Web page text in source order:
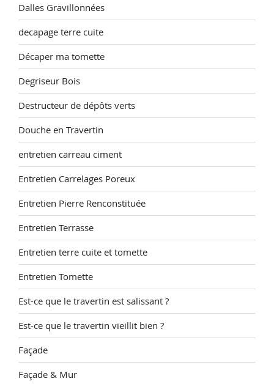
Dalles Gravillonnées
decapage terre cuite
Décaper ma tomette
Degriseur Bois
Destructeur de dépôts verts
Douche en Travertin
entretien carreau ciment
Entretien Carrelages Poreux
Entretien Pierre Renconstituée
Entretien Terrasse
Entretien terre cuite et tomette
Entretien Tomette
Est-ce que le travertin est salissant ?
Est-ce que le travertin vieillit bien ?
Façade
Façade & Mur